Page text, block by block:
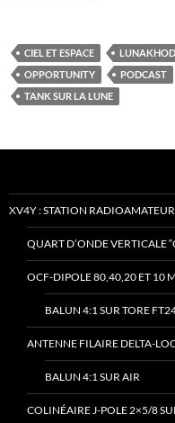
CIEL ET ESPACE LUNAKHOD
OPPORTUNITY
PODCAST
TANK SUR LA LUNE
XV4Y : STATION
QUART D’ONDE VERTICALE
OCF-DIPOLE 80,40,20 ET 10
BALUN 4:1 SUR TORE
ANTENNE FILAIRE DELTA-
BALUN 4:1 SUR AIR
COLINÉAIRE J-POLE 2×5/8